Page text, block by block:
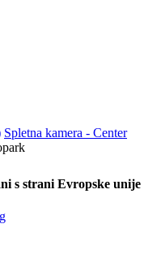
Spletna kamera - Center
s strani Evropske unije